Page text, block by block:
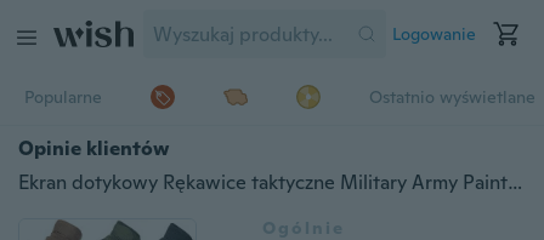
Logowanie
Popularne Ostatnio wyświetlane
Opinie klientów
Ekran dotykowy Rękawice taktyczne Military Army Paintball Strzelanie Airsoft Combat Anti-Skid Rubber Hard Knuckle Full Finger Gloves
Ogólnie